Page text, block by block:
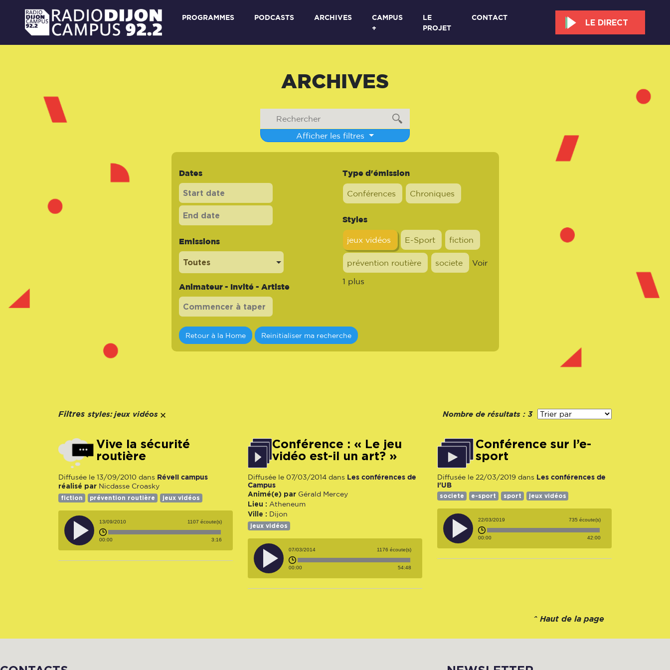
PROGRAMMES PODCASTS ARCHIVES
CAMPUS
+
LE
PROJET
CONTACT
LE DIRECT
ARCHIVES
Afficher les filtres
Dates
Emissions
Toutes
Animateur - Invité - Artiste
Type d'émission
Conférences Chroniques
Styles
jeux vidéos E-Sport fiction
prévention routière societe Voir
1 plus
Retour à la Home Reinitialiser ma recherche
Filtres styles: jeux vidéos Nombre de résultats : 3
Vive la sécurité
routière
Diffusée le 13/09/2010 dans Réveil campus
réalisé par Nicdasse Croasky
fiction prévention routière jeux vidéos
13/09/2010 1107 écoute(s)
00:00 3:16
Conférence : « Le jeu
vidéo est-il un art? »
Diffusée le 07/03/2014 dans Les conférences de
Campus
Animé(e) par Gérald Mercey
Lieu : Atheneum
Ville : Dijon
jeux vidéos
07/03/2014 1176 écoute(s)
00:00 54:48
Conférence sur l’e-
sport
Diffusée le 22/03/2019 dans Les conférences de
l'UB
societe e-sport sport jeux vidéos
22/03/2019 735 écoute(s)
00:00 42:00
^ Haut de la page